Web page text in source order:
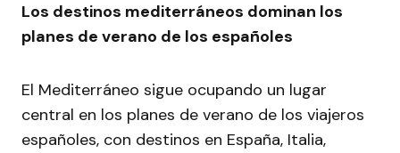
Los destinos mediterráneos dominan los
planes de verano de los españoles
El Mediterráneo sigue ocupando un lugar
central en los planes de verano de los viajeros
españoles, con destinos en España, Italia,